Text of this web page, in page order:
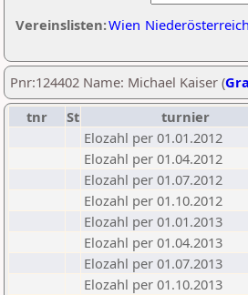
Vereinslisten:Wien Niederösterreich
Pnr:124402 Name: Michael Kaiser (
tnr
St turnier
Elozahl per 01.01.2012
Elozahl per 01.04.2012
Elozahl per 01.07.2012
Elozahl per 01.10.2012
Elozahl per 01.01.2013
Elozahl per 01.04.2013
Elozahl per 01.07.2013
Elozahl per 01.10.2013